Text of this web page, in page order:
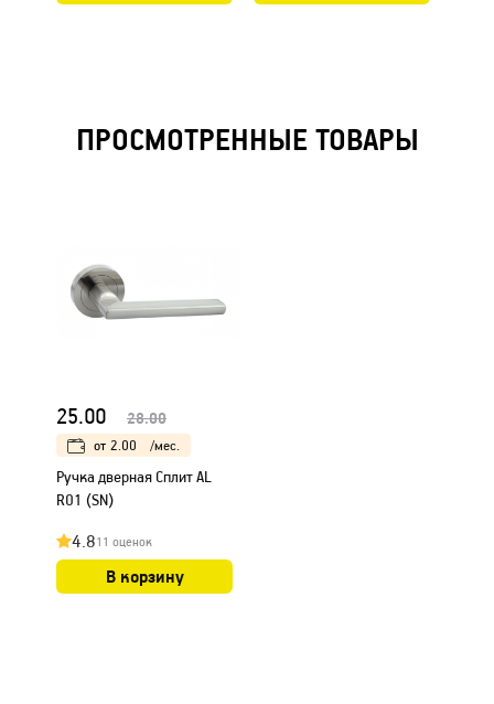
ПРОСМОТРЕННЫЕ ТОВАРЫ
25.00 28.00
от 2.00 /мес.
Ручка дверная Сплит AL
R01 (SN)
4.811 оценок
В корзину